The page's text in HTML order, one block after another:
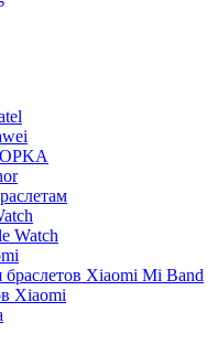
Watch
Xiaomi Mi Band
Xiaomi